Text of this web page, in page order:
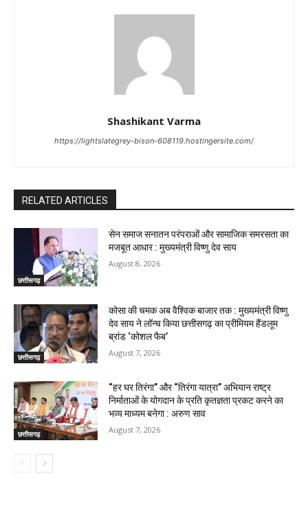
Shashikant Varma
https://lightslategrey-bison-608119.hostingersite.com/
RELATED ARTICLES
छत्तीसगढ़
सेन समाज सनातन परंपराओं और सामाजिक समरसता का
मजबूत आधार : मुख्यमंत्री विष्णु देव साय
August 8, 2026
छत्तीसगढ़
कोसा की चमक अब वैश्विक बाजार तक : मुख्यमंत्री विष्णु
देव साय ने लॉन्च किया छत्तीसगढ़ का प्रीमियम हैंडलूम
ब्रांड ‘कोशल फैब’
August 7, 2026
छत्तीसगढ़
“हर घर तिरंगा” और “तिरंगा यात्रा” अभियान राष्ट्र
निर्माताओं के योगदान के प्रति कृतज्ञता प्रकट करने का
भव्य माध्यम बनेगा : अरुण साव
August 7, 2026